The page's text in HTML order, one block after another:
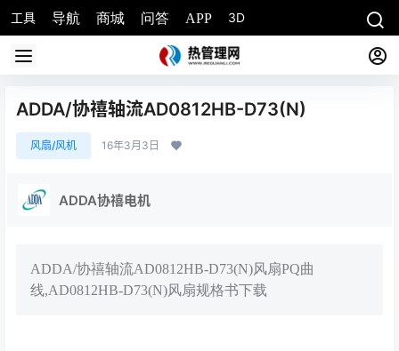
工具 导航 商城 问答 APP 3D
ADDA/协禧轴流AD0812HB-D73(N)
风扇/风机 16年3月3日
ADDA协禧电机
ADDA/协禧轴流AD0812HB-D73(N)风扇PQ曲
线,AD0812HB-D73(N)风扇规格书下载